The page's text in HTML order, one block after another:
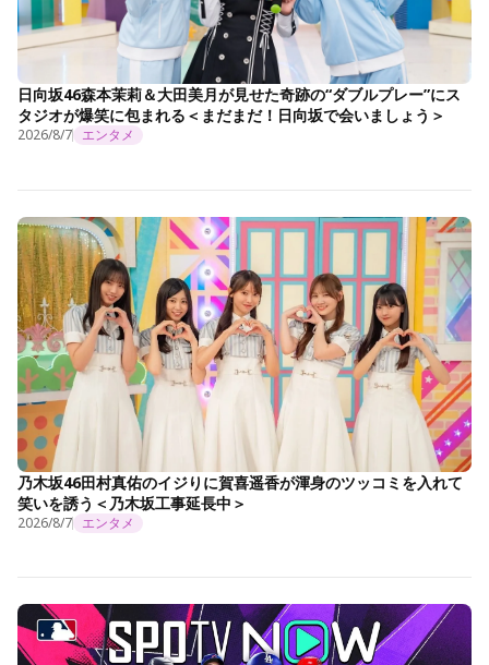
日向坂46森本茉莉＆大田美月が見せた奇跡の“ダブルプレー”にス
タジオが爆笑に包まれる＜まだまだ！日向坂で会いましょう＞
2026/8/7 エンタメ
乃木坂46田村真佑のイジりに賀喜遥香が渾身のツッコミを入れて
笑いを誘う＜乃木坂工事延長中＞
2026/8/7 エンタメ